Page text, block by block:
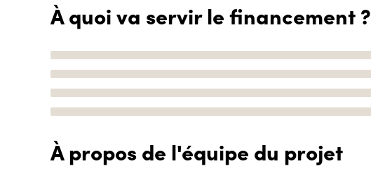
À quoi va servir le financement ?
À propos de l'équipe du projet